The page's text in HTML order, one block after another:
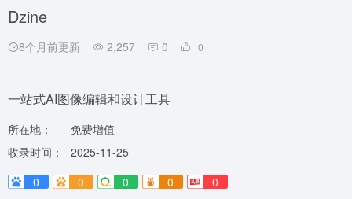
Dzine
8个月前更新 2,257 0 0
一站式AI图像编辑和设计工具
所在地：
免费增值
收录时间：
2025-11-25
0
0 0 0 0